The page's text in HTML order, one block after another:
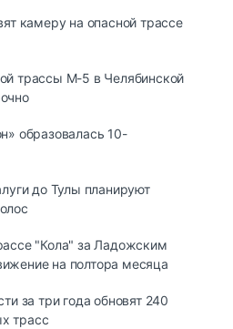
камеру на опасной трассе
трассы М-5 в Челябинской
образовалась 10-
до Тулы планируют
"Кола" за Ладожским
на полтора месяца
за три года обновят 240
трасс